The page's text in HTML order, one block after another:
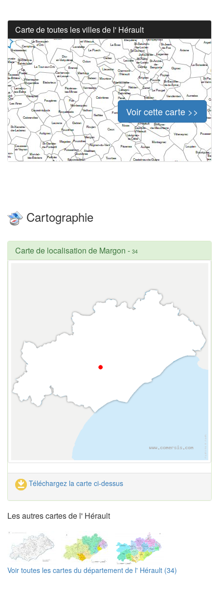
Carte de toutes les villes de l' Hérault
Voir cette carte >>
Cartographie
Carte de localisation de Margon - 34
Téléchargez la carte ci-dessus
Les autres cartes de l' Hérault
Voir toutes les cartes du département de l' Hérault (34)